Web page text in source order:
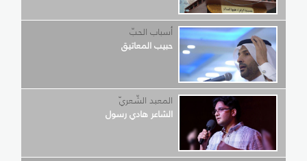
أسباب الحبّ
حبيب المعاتيق
المعبد الشّعريّ
الشاعر هادي رسول